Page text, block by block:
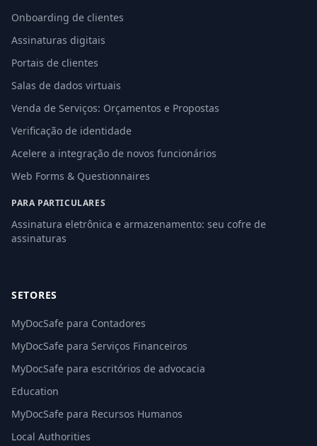
Onboarding de clientes
Assinaturas digitais
Portais de clientes
Salas de dados virtuais
Venda de Serviços: Orçamentos e Propostas
Verificação de identidade
Acelere a integração de novos funcionários
Web Forms & Questionnaires
PARA PARTICULARES
Assinatura eletrônica e armazenamento: seu cofre de
assinaturas
SETORES
MyDocSafe para Contadores
MyDocSafe para Serviços Financeiros
MyDocSafe para escritórios de advocacia
Education
MyDocSafe para Recursos Humanos
Local Authorities